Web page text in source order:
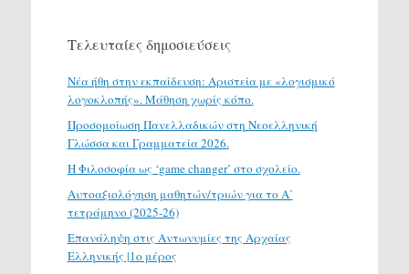
Τελευταίες δημοσιεύσεις
Νέα ήθη στην εκπαίδευση: Αριστεία με «λογισμικό
λογοκλοπής». Μάθηση χωρίς κόπο.
Προσομοίωση Πανελλαδικών στη Νεοελληνική
Γλώσσα και Γραμματεία 2026.
H Φιλοσοφία ως ‘game changer’ στο σχολείο.
Αυτοαξιολόγηση μαθητών/τριών για το Α΄
τετράμηνο (2025-26)
Επανάληψη στις Αντωνυμίες της Αρχαίας
Ελληνικής |1ο μέρος